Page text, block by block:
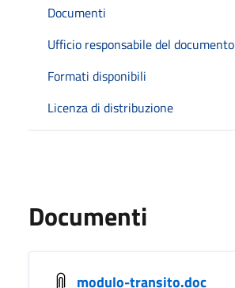
Documenti
Ufficio responsabile del documento
Formati disponibili
Licenza di distribuzione
Documenti
modulo-transito.doc